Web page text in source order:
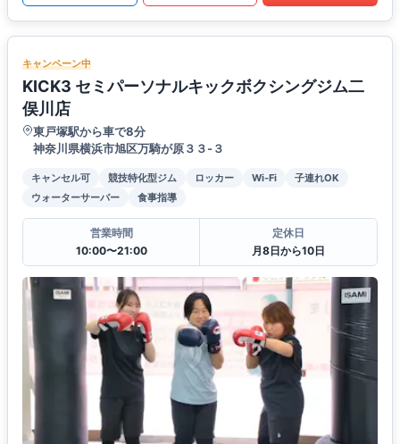
キャンペーン中
KICK3 セミパーソナルキックボクシングジム二
俣川店
東戸塚駅から車で8分
神奈川県横浜市旭区万騎が原３３-３
キャンセル可 競技特化型ジム ロッカー Wi-Fi
子連れOK
ウォーターサーバー
食事指導
営業時間
10:00〜21:00
定休日
月8日から10日